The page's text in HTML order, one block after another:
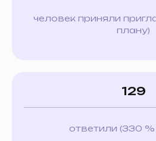
человек приняли
плану)
129
ответили (330 %
найдём лучшее
решение